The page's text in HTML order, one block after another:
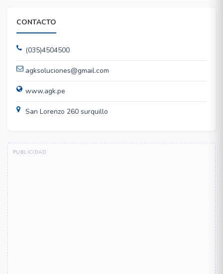
CONTACTO
(035)4504500
agksoluciones@gmail.com
www.agk.pe
San Lorenzo 260 surquillo